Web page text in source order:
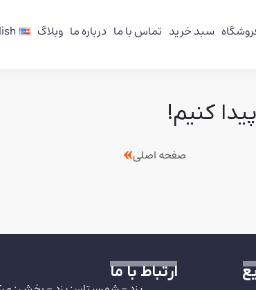
سبد خرید تماس با ما درباره ما وبلاگ
کنیم!
صفحه اصلی
ارتباط با ما